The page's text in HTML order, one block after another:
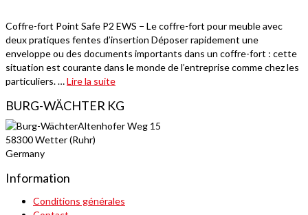
Coffre-fort Point Safe P2 EWS − Le coffre-fort pour meuble avec
deux pratiques fentes d’insertion Déposer rapidement une
enveloppe ou des documents importants dans un coffre-fort : cette
situation est courante dans le monde de l’entreprise comme chez les
particuliers. …Lire la suite
BURG-WÄCHTER KG
Altenhofer Weg 15
58300 Wetter (Ruhr)
Germany
Information
Conditions générales